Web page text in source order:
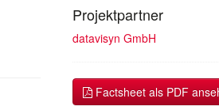
Projektpartner
datavisyn GmbH
Factsheet als PDF